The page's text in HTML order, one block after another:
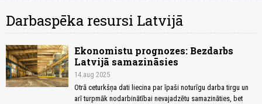
Darbaspēka resursi Latvijā
Ekonomistu prognozes: Bezdarbs
Latvijā samazināsies
14.aug 2025
Otrā ceturkšņa dati liecina par īpaši noturīgu darba tirgu un
arī turpmāk nodarbinātībai nevajadzētu samazināties, bet